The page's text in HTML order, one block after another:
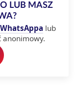
LUB MASZ
WhatsAppa lub
anonimowy.